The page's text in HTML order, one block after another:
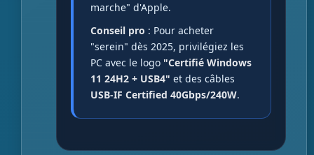
marche" d'Apple.
Conseil pro : Pour acheter
"serein" dès 2025, privilégiez les
PC avec le logo "Certifié Windows
11 24H2 + USB4" et des câbles
USB-IF Certified 40Gbps/240W.